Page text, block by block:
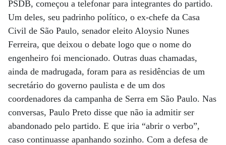
PSDB, começou a telefonar para integrantes do partido.
Um deles, seu padrinho político, o ex-chefe da Casa
Civil de São Paulo, senador eleito Aloysio Nunes
Ferreira, que deixou o debate logo que o nome do
engenheiro foi mencionado. Outras duas chamadas,
ainda de madrugada, foram para as residências de um
secretário do governo paulista e de um dos
coordenadores da campanha de Serra em São Paulo. Nas
conversas, Paulo Preto disse que não ia admitir ser
abandonado pelo partido. E que iria “abrir o verbo”,
caso continuasse apanhando sozinho. Com a defesa de